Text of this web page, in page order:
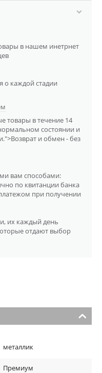
в нашем инетрнет
о каждой стадии
товары в течение 14
состоянии и
и обмен - без
вам способами:
по квитанции банка
при получении
их каждый день
отдают выбор
металлик
Премиум